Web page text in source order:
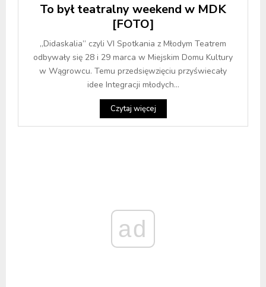
To był teatralny weekend w MDK
[FOTO]
„Didaskalia” czyli VI Spotkania z Młodym Teatrem
odbywały się 28 i 29 marca w Miejskim Domu Kultury
w Wągrowcu. Temu przedsięwzięciu przyświecały
idee Integracji młodych...
Czytaj więcej
ad